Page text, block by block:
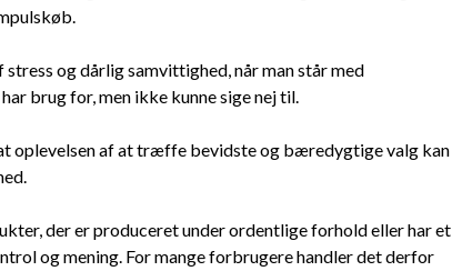
og dårlig samvittighed, når man står med
brug for, men ikke kunne sige nej til.
oplevelsen af at træffe bevidste og bæredygtige valg kan
der er produceret under ordentlige forhold eller har et
og mening. For mange forbrugere handler det derfor